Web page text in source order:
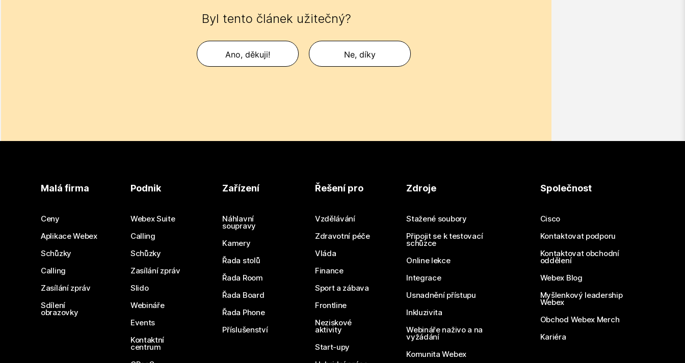
Byl tento článek užitečný?
Ano, děkuji! Ne, díky
Malá firma
Ceny
Aplikace Webex
Schůzky
Calling
Zasílání zpráv
Sdílení
obrazovky
Podnik
Webex Suite
Calling
Schůzky
Zasílání zpráv
Slido
Webináře
Events
Kontaktní
centrum
Zařízení
Náhlavní
soupravy
Kamery
Řada stolů
Řada Room
Řada Board
Řada Phone
Příslušenství
Řešení pro
Vzdělávání
Zdravotní péče
Vláda
Finance
Sport a zábava
Frontline
Neziskové
aktivity
Start-upy
Zdroje
Stažené soubory
Připojit se k testovací
schůzce
Online lekce
Integrace
Usnadnění přístupu
Inkluzivita
Webináře naživo a na
vyžádání
Komunita Webex
Společnost
Cisco
Kontaktovat podporu
Kontaktovat obchodní
oddělení
Webex Blog
Myšlenkový leadership
Webex
Obchod Webex Merch
Kariéra